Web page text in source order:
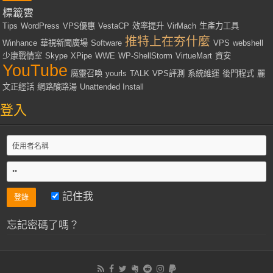
標籤雲
Tips WordPress VPS優惠 VestaCP 效率提升 VirMach 生產力工具
Winhance 華視新聞廣場 Software 推特上在夯什麼 VPS webshell
少康戰情室 Skype XPipe WWE WP-ShellStorm VirtueMart 資安
YouTube 魔靈召喚 yourls TALK VPS評測 系統維運 後門程式 麗
文正經話 網路酸路湯 Unattended Install
登入
記住我
忘記密碼了嗎？